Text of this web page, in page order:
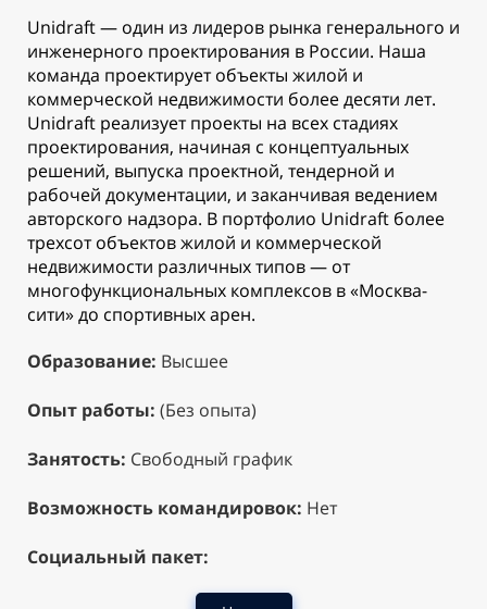
Unidraft — один из лидеров рынка генерального и
инженерного проектирования в России. Наша
команда проектирует объекты жилой и
коммерческой недвижимости более десяти лет.
Unidraft реализует проекты на всех стадиях
проектирования, начиная с концептуальных
решений, выпуска проектной, тендерной и
рабочей документации, и заканчивая ведением
авторского надзора. В портфолио Unidraft более
трехсот объектов жилой и коммерческой
недвижимости различных типов — от
многофункциональных комплексов в «Москва-
сити» до спортивных арен.
Образование: Высшее
Опыт работы: (Без опыта)
Занятость: Свободный график
Возможность командировок: Нет
Социальный пакет: